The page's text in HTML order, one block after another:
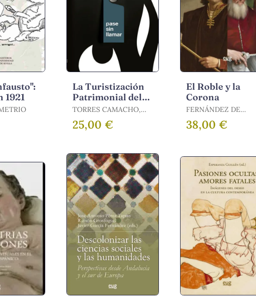
1921
La Turistización
Patrimonial del
Franquismo
TORRES CAMACHO,
JESUS NICOLAS
25,00 €
El Roble y la
Corona
FERNÁNDEZ DE
CÓRDOVA MIRALLES,
ÁLVARO
38,00 €